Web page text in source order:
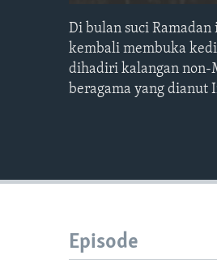
Di bulan suci
kembali membuka
dihadiri kalangan non-
beragama yang dianut
Episode